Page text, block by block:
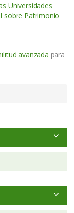
Universidades
sobre Patrimonio
avanzada para